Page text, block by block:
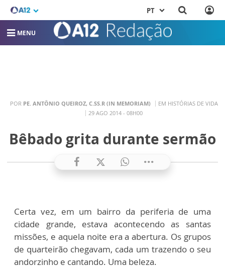
PT
MENU
POR PE. ANTÔNIO QUEIROZ, C.SS.R (IN MEMORIAM)
EM HISTÓRIAS DE VIDA
29 AGO 2014 - 08H00
Bêbado grita durante sermão
Certa vez, em um bairro da periferia de uma
cidade grande, estava acontecendo as santas
missões, e aquela noite era a abertura. Os grupos
de quarteirão chegavam, cada um trazendo o seu
andorzinho e cantando. Uma beleza.